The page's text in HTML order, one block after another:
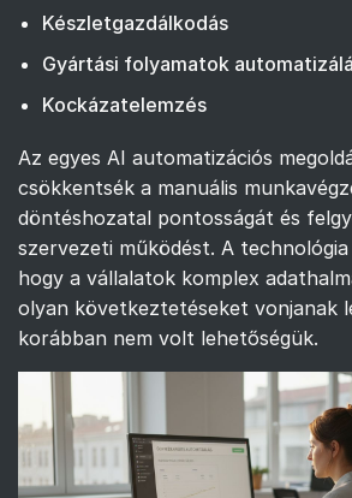
Készletgazdálkodás
Gyártási folyamatok
Kockázatelemzés
Az egyes AI automatizációs
csökkentsék a manuális
döntéshozatal pontosságát és
szervezeti működést. A
hogy a vállalatok komplex
olyan következtetéseket vonjanak
korábban nem volt lehetőségük.